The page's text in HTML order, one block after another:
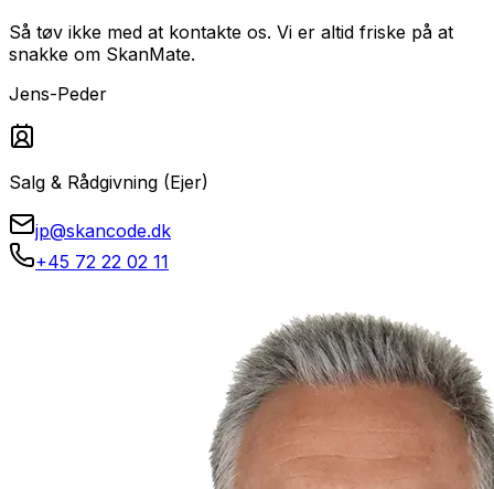
Så tøv ikke med at kontakte os. Vi er altid friske på at
snakke om SkanMate.
Jens-Peder
Salg & Rådgivning (Ejer)
jp@skancode.dk
+45 72 22 02 11